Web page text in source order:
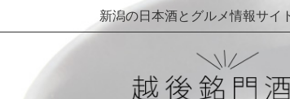
新潟の日本酒とグルメ情報サイ